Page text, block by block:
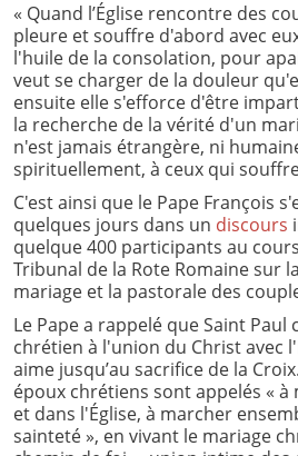
« Quand l’Église rencontre des
pleure et souffre d'abord avec
l'huile de la consolation, pour
veut se charger de la douleur
ensuite elle s'efforce d'être
la recherche de la vérité d'un
n'est jamais étrangère, ni
spirituellement, à ceux qui
C'est ainsi que le Pape François
quelques jours dans un discours
quelque 400 participants au
Tribunal de la Rote Romaine sur
mariage et la pastorale des
Le Pape a rappelé que Saint
chrétien à l'union du Christ avec
aime jusqu’au sacrifice de la
époux chrétiens sont appelés « à
et dans l'Église, à marcher
sainteté », en vivant le mariage